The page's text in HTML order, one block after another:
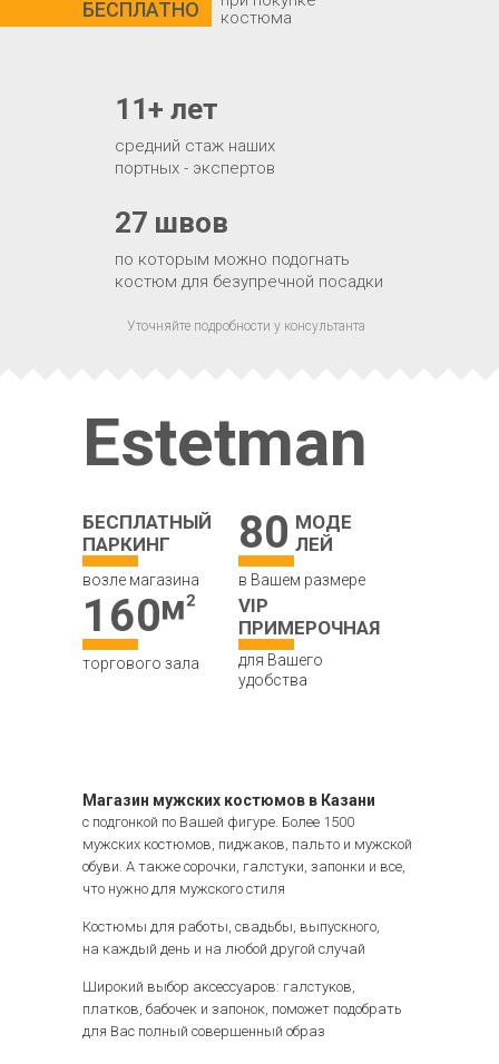
БЕСПЛАТНО
по которым можно подогнать
костюм для безупречной посадки
27 швов
средний стаж наших
портных - экспертов
11+ лет
костюма
Уточняйте подробности у консультанта
с подгонкой по Вашей фигуре. Более 1500
мужских костюмов, пиджаков, пальто и мужской
обуви. А также сорочки, галстуки, запонки и все,
что нужно для мужского стиля
Костюмы для работы, свадьбы, выпускного,
на каждый день и на любой другой случай
Широкий выбор аксессуаров: галстуков,
платков, бабочек и запонок, поможет подобрать
для Вас полный совершенный образ
Estetman
БЕСПЛАТНЫЙ
ПАРКИНГ
возле магазина
80 МОДЕ
ЛЕЙ
в Вашем размере
160
торгового зала
VIP
ПРИМЕРОЧНАЯ
для Вашего
удобства
Магазин мужских костюмов в Казани